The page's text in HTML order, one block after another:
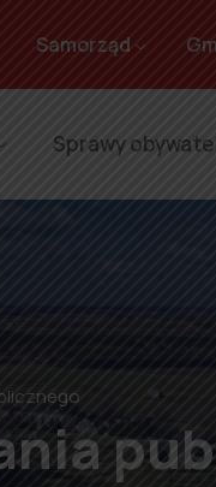
Samorząd
Sprawy